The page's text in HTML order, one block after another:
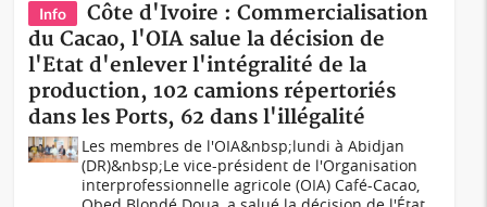
Info
Côte d'Ivoire : Commercialisation
du Cacao, l'OIA salue la décision de
l'Etat d'enlever l'intégralité de la
production, 102 camions répertoriés
dans les Ports, 62 dans l'illégalité
Les membres de l'OIA&nbsp;lundi à Abidjan
(DR)&nbsp;Le vice-président de l'Organisation
interprofessionnelle agricole (OIA) Café-Cacao,